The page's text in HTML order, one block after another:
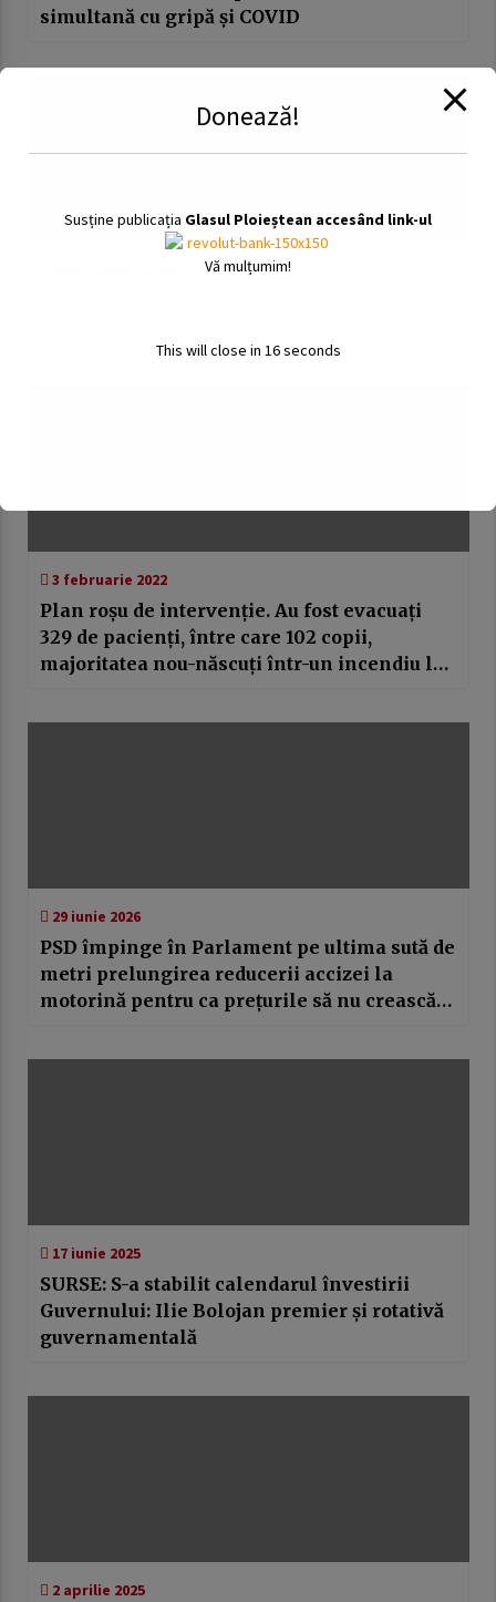
simultană cu gripă și COVID
3 februarie 2022
Plan roşu de intervenţie. Au fost evacuaţi
329 de pacienţi, între care 102 copii,
majoritatea nou-născuţi într-un incendiu la
29 iunie 2026
PSD împinge în Parlament pe ultima sută de
metri prelungirea reducerii accizei la
motorină pentru ca prețurile să nu crească
17 iunie 2025
SURSE: S-a stabilit calendarul învestirii
Guvernului: Ilie Bolojan premier și rotativă
guvernamentală
2 aprilie 2025
Donează!
Susține publicația Glasul Ploieștean accesând link-ul
Vă mulțumim!
This will close in 16seconds